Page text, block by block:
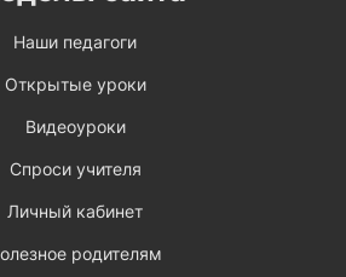
Наши педагоги
Открытые уроки
Видеоуроки
Спроси учителя
Личный кабинет
родителям